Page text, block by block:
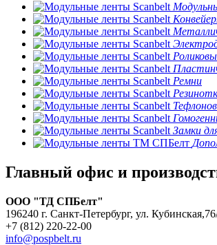
Ремни
Замки
Главный офис и
ООО "ТД СПБелт"
196240 г. Санкт-Петербург, ул.
+7 (812) 220-22-00
info@pospbelt.ru